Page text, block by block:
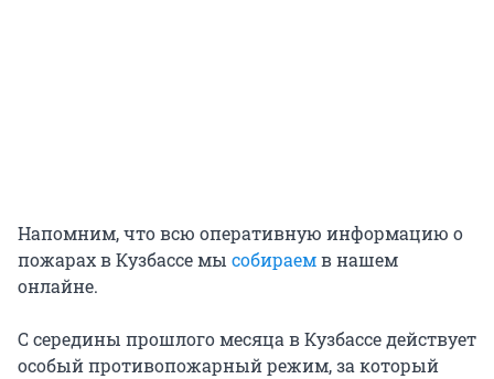
Напомним, что всю оперативную информацию о
пожарах в Кузбассе мы собираемв нашем
онлайне.
С середины прошлого месяца в Кузбассе действует
особый противопожарный режим, за который